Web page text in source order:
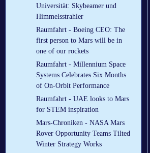
Universität: Skybeamer und
Himmelsstrahler
Raumfahrt - Boeing CEO: The
first person to Mars will be in
one of our rockets
Raumfahrt - Millennium Space
Systems Celebrates Six Months
of On-Orbit Performance
Raumfahrt - UAE looks to Mars
for STEM inspiration
Mars-Chroniken - NASA Mars
Rover Opportunity Teams Tilted
Winter Strategy Works